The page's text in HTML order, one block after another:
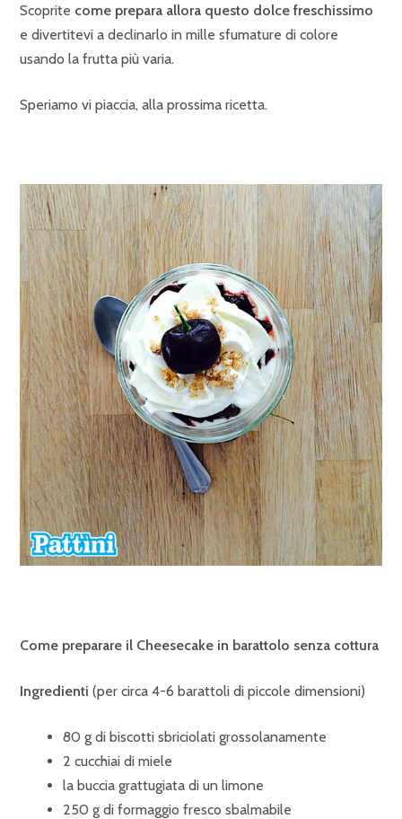
Scoprite come prepara allora questo dolce freschissimo
e divertitevi a declinarlo in mille sfumature di colore
usando la frutta più varia.
Speriamo vi piaccia, alla prossima ricetta.
Come preparare il Cheesecake in barattolo senza cottura
Ingredienti (per circa 4-6 barattoli di piccole dimensioni)
80 g di biscotti sbriciolati grossolanamente
2 cucchiai di miele
la buccia grattugiata di un limone
250 g di formaggio fresco sbalmabile